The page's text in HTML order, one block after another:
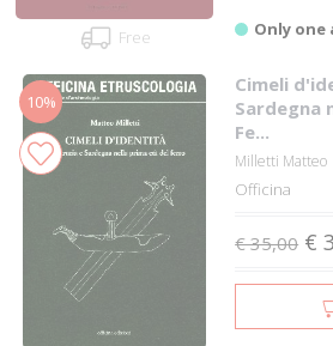
Free Only one
10%
Cimeli
Sardegna
Fe...
Milletti Matteo
Officina
€ 35,00 €